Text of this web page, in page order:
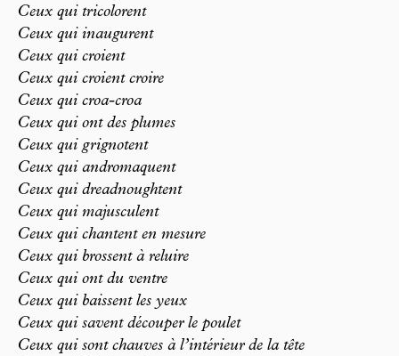
Ceux qui tricolorent
Ceux qui inaugurent
Ceux qui croient
Ceux qui croient croire
Ceux qui croa-croa
Ceux qui ont des plumes
Ceux qui grignotent
Ceux qui andromaquent
Ceux qui dreadnoughtent
Ceux qui majusculent
Ceux qui chantent en mesure
Ceux qui brossent à reluire
Ceux qui ont du ventre
Ceux qui baissent les yeux
Ceux qui savent découper le poulet
Ceux qui sont chauves à l’intérieur de la tête